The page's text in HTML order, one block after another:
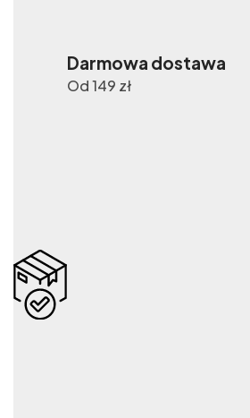
Darmowa dostawa
Od 149 zł